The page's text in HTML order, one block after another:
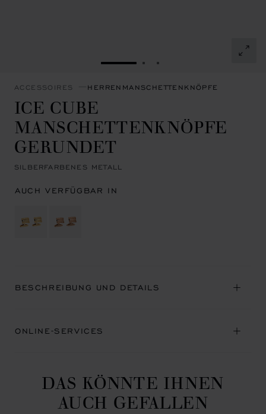
ZUR FOLIE GEHEN 1
ZUR FOLIE GEHEN 2
ZUR FOLIE GEHEN 3
ACCESSOIRES HERRENMANSCHETTENKNÖPFE
ICE CUBE
MANSCHETTENKNÖPFE
GERUNDET
SILBERFARBENES METALL
AUCH VERFÜGBAR IN
BESCHREIBUNG UND DETAILS
ONLINE-SERVICES
DAS KÖNNTE IHNEN
AUCH GEFALLEN